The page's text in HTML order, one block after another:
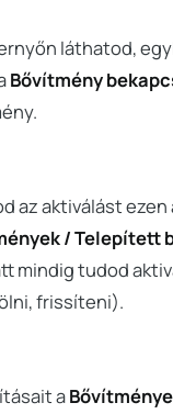
láthatod,
Bővítmény
az aktiválást ezen
/ Telepített
mindig tudod
frissíteni).
a